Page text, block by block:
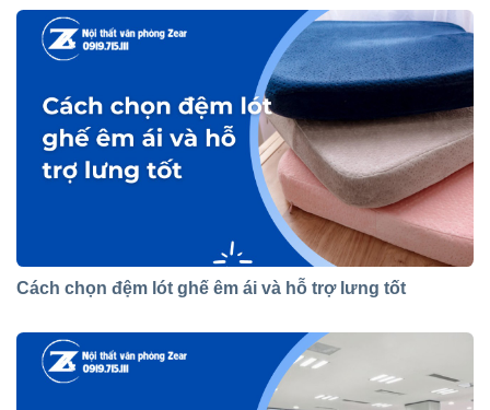
Cách chọn đệm lót ghế êm ái và hỗ trợ lưng tốt